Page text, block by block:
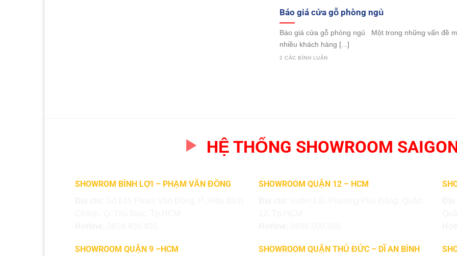
Báo giá cửa gỗ phòng ngủ
Báo giá cửa gỗ phòng ngủ Một trong những vấn đề
nhiều khách hàng [...]
2 CÁC BÌNH LUẬN
HỆ THỐNG SHOWROOM
SHOWROM BÌNH LỢI – PHẠM VĂN ĐỒNG
SHOWROOM QUẬN 9 –HCM
SHOWROOM QUẬN 12 – HCM
SHOWROOM QUẬN THỦ ĐỨC – DĨ AN BÌNH